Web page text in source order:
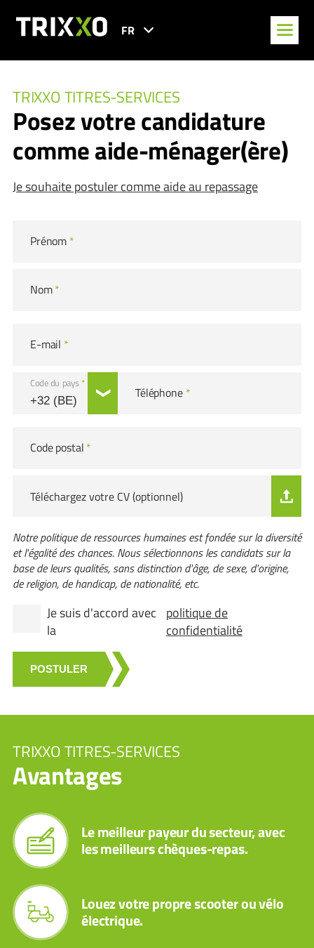
FR
TRIXXO TITRES-SERVICES
Avantages
Le meilleur payeur du secteur, avec
les meilleurs chèques-repas.
Louez votre propre scooter ou vélo
électrique.
TRIXXO TITRES-SERVICES
Posez votre candidature
comme aide-ménager(ère)
Je souhaite postuler comme aide au repassage
Prénom *
Nom*
E-mail *
Code du pays *
Téléphone *
Code postal *
Téléchargez votre CV (optionnel)
Notre politique de ressources humaines est fondée sur la diversité
et l'égalité des chances. Nous sélectionnons les candidats sur la
base de leurs qualités, sans distinction d'âge, de sexe, d'origine,
de religion, de handicap, de nationalité, etc.
Je suis d'accord avec
la
politique de
confidentialité
POSTULER